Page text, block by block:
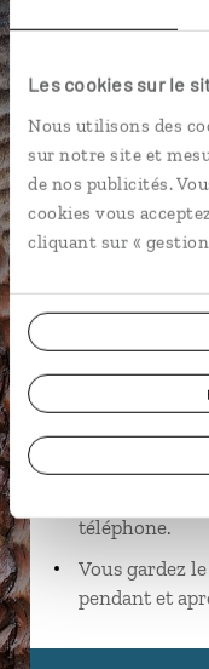
Les cookies sur le
Nous utilisons des
sur notre site et
de nos publicités.
cookies vous
cliquant sur « gestion
Suivez vos
spécialistes
Ils sauront
Échangez en
téléphone.
Vous gardez
pendant et